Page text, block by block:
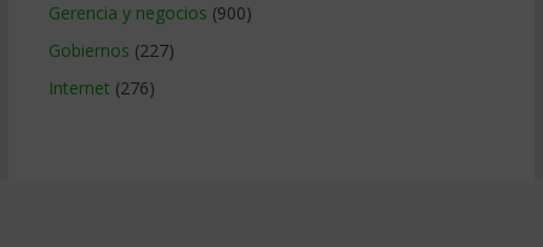
Gerencia y negocios (900)
Gobiernos (227)
Internet (276)